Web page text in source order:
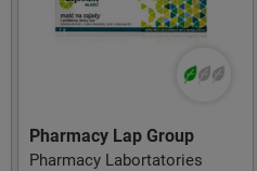
Pharmacy Lap Group
Pharmacy Labortatories